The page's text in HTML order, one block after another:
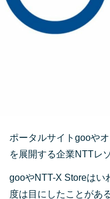
ポータルサイトgooや
を展開する企業NTTレ
gooやNTT-X Storeはい
度は目にしたことがあ